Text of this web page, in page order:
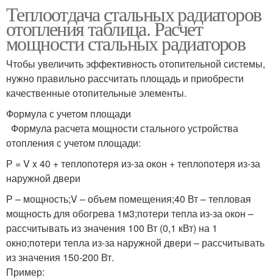
Теплоотдача стальных радиаторов
отопления таблица. Расчет
мощности стальных радиаторов
Чтобы увеличить эффективность отопительной системы,
нужно правильно рассчитать площадь и приобрести
качественные отопительные элементы.
Формула с учетом площади
Формула расчета мощности стального устройства
отопления с учетом площади:
Р = V x 40 + теплопотеря из-за окон + теплопотеря из-за
наружной двери
Р – мощность;V – объем помещения;40 Вт – тепловая
мощность для обогрева 1м3;потери тепла из-за окон –
рассчитывать из значения 100 Вт (0,1 кВт) на 1
окно;потери тепла из-за наружной двери – рассчитывать
из значения 150-200 Вт.
Пример: